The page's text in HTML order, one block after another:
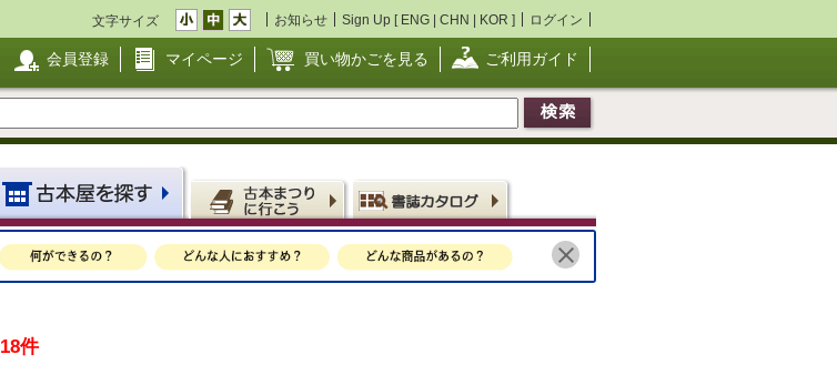
文字サイズ お知らせ Sign Up [ ENG | CHN | KOR ] ログイン
会員登録 マイページ 買い物かごを見る ご利用ガイド
18件